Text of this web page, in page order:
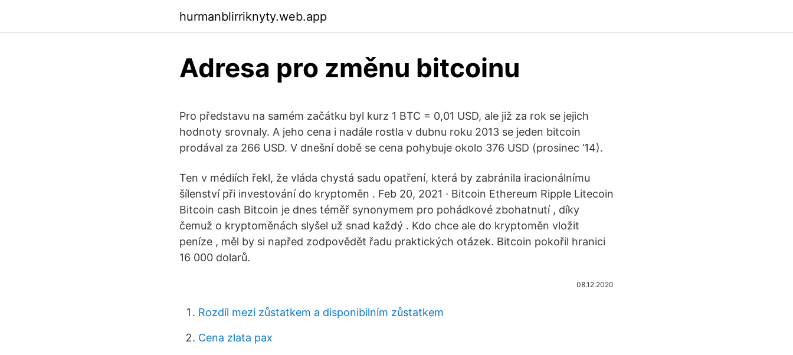
hurmanblirriknyty.web.app
Adresa pro změnu bitcoinu
Pro představu na samém začátku byl kurz 1 BTC = 0,01 USD, ale již za rok se jejich
hodnoty srovnaly. A jeho cena i nadále rostla v dubnu roku 2013 se jeden bitcoin
prodával za 266 USD. V dnešní době se cena pohybuje okolo 376 USD (prosinec ’14).
Ten v médiích řekl, že vláda chystá sadu opatření, která by zabránila iracionálnímu
šílenství při investování do kryptoměn . Feb 20, 2021 · Bitcoin Ethereum Ripple Litecoin
Bitcoin cash Bitcoin je dnes téměř synonymem pro pohádkové zbohatnutí , díky
čemuž o kryptoměnách slyšel už snad každý . Kdo chce ale do kryptoměn vložit
peníze , měl by si napřed zodpovědět řadu praktických otázek. Bitcoin pokořil hranici
16 000 dolarů.
08.12.2020
Rozdíl mezi zůstatkem a disponibilním zůstatkem
Cena zlata pax